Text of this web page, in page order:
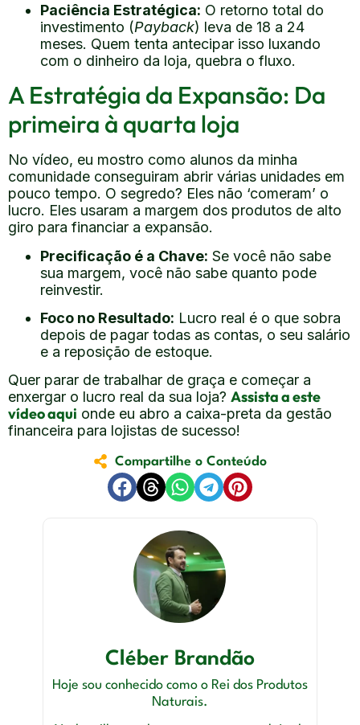
Paciência Estratégica: O retorno total do
investimento (Payback) leva de 18 a 24
meses. Quem tenta antecipar isso luxando
com o dinheiro da loja, quebra o fluxo.
A Estratégia da Expansão: Da
primeira à quarta loja
No vídeo, eu mostro como alunos da minha
comunidade conseguiram abrir várias unidades em
pouco tempo. O segredo? Eles não ‘comeram’ o
lucro. Eles usaram a margem dos produtos de alto
giro para financiar a expansão.
Precificação é a Chave: Se você não sabe
sua margem, você não sabe quanto pode
reinvestir.
Foco no Resultado: Lucro real é o que sobra
depois de pagar todas as contas, o seu salário
e a reposição de estoque.
Quer parar de trabalhar de graça e começar a
enxergar o lucro real da sua loja? Assista a este
vídeo aqui onde eu abro a caixa-preta da gestão
financeira para lojistas de sucesso!
Compartilhe o Conteúdo
Cléber Brandão
Hoje sou conhecido como o Rei dos Produtos
Naturais.